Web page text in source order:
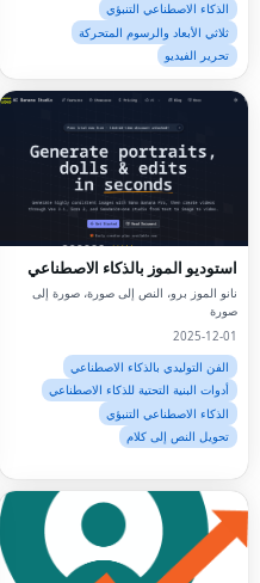
الذكاء الاصطناعي التنبؤي
ثلاثي الأبعاد والرسوم المتحركة
تحرير الفيديو
استوديو الموز بالذكاء الاصطناعي
نانو الموز برو، النص إلى صورة، صورة إلى
صورة
2025-12-01
الفن التوليدي بالذكاء الاصطناعي
أدوات البنية التحتية للذكاء الاصطناعي
الذكاء الاصطناعي التنبؤي
تحويل النص إلى كلام